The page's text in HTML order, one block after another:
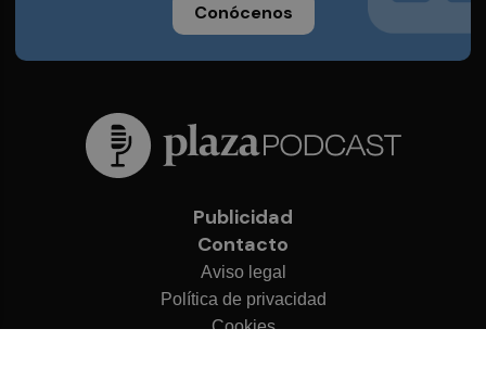
Conócenos
Publicidad
Contacto
Aviso legal
Política de privacidad
Cookies